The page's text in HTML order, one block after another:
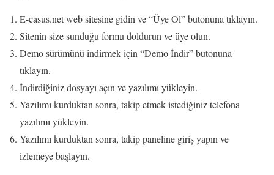
E-casus.net web sitesine gidin ve “Üye Ol” butonuna tıklayın.
Sitenin size sunduğu formu doldurun ve üye olun.
Demo sürümünü indirmek için “Demo İndir” butonuna
tıklayın.
İndirdiğiniz dosyayı açın ve yazılımı yükleyin.
Yazılımı kurduktan sonra, takip etmek istediğiniz telefona
yazılımı yükleyin.
Yazılımı kurduktan sonra, takip paneline giriş yapın ve
izlemeye başlayın.